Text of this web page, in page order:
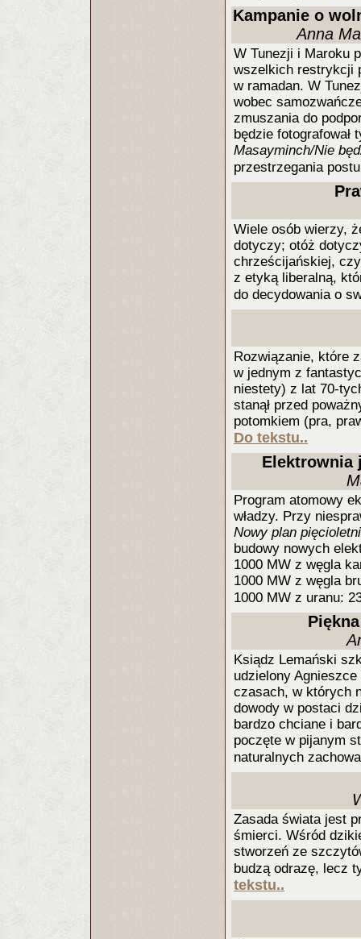
Kampanie o
Anna
W Tunezji i Maroku
wszelkich restrykcji
w ramadan. W
wobec
zmuszania do
będzie
Masayminch/Nie
przestrzegania
Wiele osób wierzy,
dotyczy; otóż
chrześcijańskiej,
z etyką liberalną,
do decydowania o
Rozwiązanie, które
w jednym z
niestety) z lat 70-
stanął przed
potomkiem (pra,
Do tekstu..
Elektrownia
Program atomowy
władzy. Przy
Nowy plan
budowy nowych
1000 MW z węgla
1000 MW z węgla
1000 MW z uranu:
Ksiądz Lemański
udzielony
czasach, w których
dowody w postaci
bardzo chciane i
poczęte w pijanym
naturalnych
Zasada świata jest
śmierci. Wśród
stworzeń ze
budzą odrazę, lecz
tekstu..